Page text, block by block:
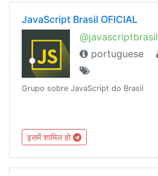
JavaScript Brasil OFICIAL
@javascriptbrasil
portuguese
Grupo sobre JavaScript do Brasil
इसमें शामिल हो